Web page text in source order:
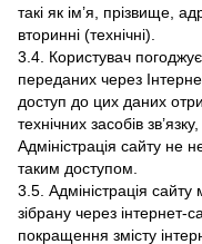
такі як ім’я, прізвище,
вторинні (технічні).
3.4. Користувач
переданих через
доступ до цих даних
технічних засобів
Адміністрація сайту не
таким доступом.
3.5. Адміністрація
зібрану через
покращення змісту